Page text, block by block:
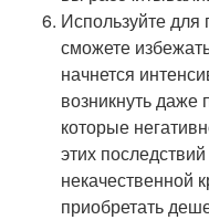
Используйте
сможете
начнется
возникнуть
которые
этих
некачественной
приобретать